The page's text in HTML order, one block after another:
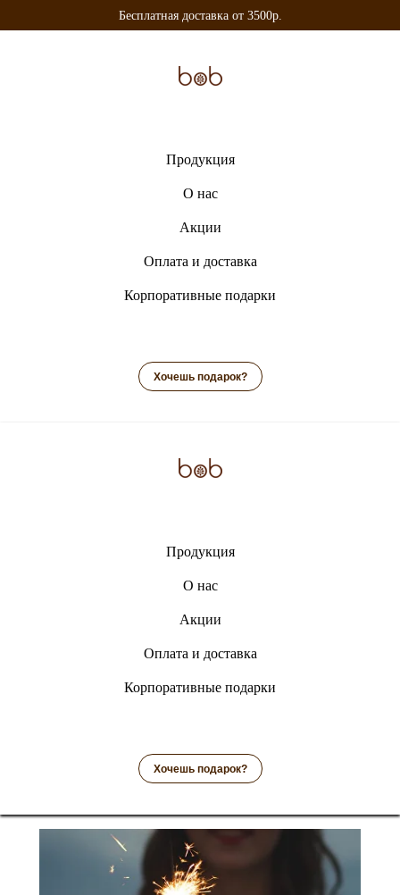
Бесплатная доставка от 3500р.
Продукция
О нас
Акции
Оплата и доставка
Корпоративные подарки
Хочешь подарок?
Продукция
О нас
Акции
Оплата и доставка
Корпоративные подарки
Хочешь подарок?